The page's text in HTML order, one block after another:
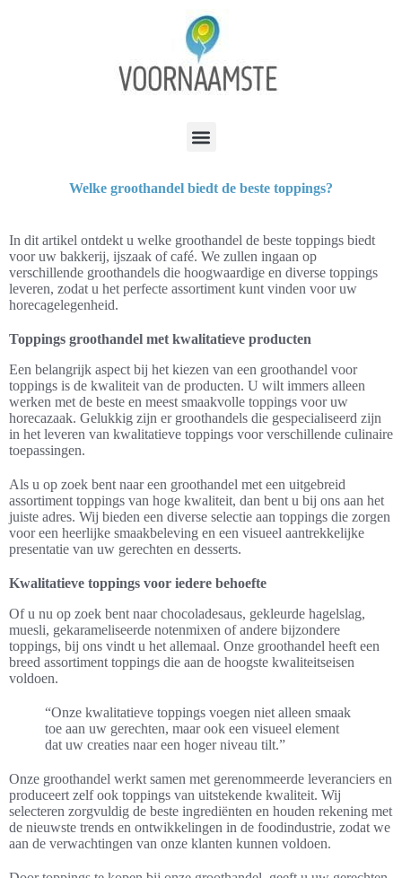
Welke groothandel biedt de beste toppings?
In dit artikel ontdekt u welke groothandel de beste toppings biedt
voor uw bakkerij, ijszaak of café. We zullen ingaan op
verschillende groothandels die hoogwaardige en diverse toppings
leveren, zodat u het perfecte assortiment kunt vinden voor uw
horecagelegenheid.
Toppings groothandel met kwalitatieve producten
Een belangrijk aspect bij het kiezen van een groothandel voor
toppings is de kwaliteit van de producten. U wilt immers alleen
werken met de beste en meest smaakvolle toppings voor uw
horecazaak. Gelukkig zijn er groothandels die gespecialiseerd zijn
in het leveren van kwalitatieve toppings voor verschillende culinaire
toepassingen.
Als u op zoek bent naar een groothandel met een uitgebreid
assortiment toppings van hoge kwaliteit, dan bent u bij ons aan het
juiste adres. Wij bieden een diverse selectie aan toppings die zorgen
voor een heerlijke smaakbeleving en een visueel aantrekkelijke
presentatie van uw gerechten en desserts.
Kwalitatieve toppings voor iedere behoefte
Of u nu op zoek bent naar chocoladesaus, gekleurde hagelslag,
muesli, gekarameliseerde notenmixen of andere bijzondere
toppings, bij ons vindt u het allemaal. Onze groothandel heeft een
breed assortiment toppings die aan de hoogste kwaliteitseisen
voldoen.
“Onze kwalitatieve toppings voegen niet alleen smaak
toe aan uw gerechten, maar ook een visueel element
dat uw creaties naar een hoger niveau tilt.”
Onze groothandel werkt samen met gerenommeerde leveranciers en
produceert zelf ook toppings van uitstekende kwaliteit. Wij
selecteren zorgvuldig de beste ingrediënten en houden rekening met
de nieuwste trends en ontwikkelingen in de foodindustrie, zodat we
aan de verwachtingen van onze klanten kunnen voldoen.